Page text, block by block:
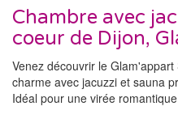
Chambre avec
coeur de Dijon,
Venez découvrir le
charme avec jacuzzi et sauna
Idéal pour une virée